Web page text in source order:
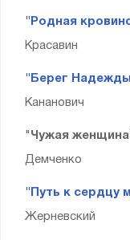
"Родная
Красавин
"Берег
Кананович
" Чужая
Демченко
"Путь к сердцу
Жерневский